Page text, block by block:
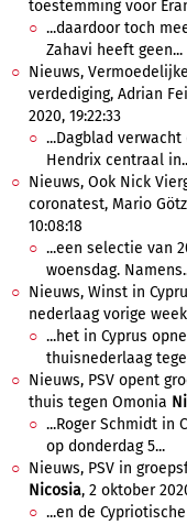
toestemming voor
...daardoor toch
Zahavi heeft geen...
Nieuws,
verdediging, Adrian
2020, 19:22:33
...Dagblad
Hendrix centraal
Nieuws, Ook Nick
coronatest, Mario
10:08:18
...een selectie van
woensdag.
Nieuws, Winst in
nederlaag vorige
...het in Cyprus
thuisnederlaag
Nieuws, PSV opent
thuis tegen Omonia
...Roger Schmidt in
op donderdag 5...
Nieuws, PSV in
Nicosia, 2 oktober
...en de